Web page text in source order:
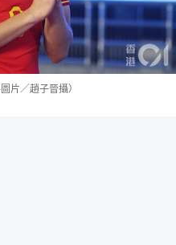
片／趙子晉攝）